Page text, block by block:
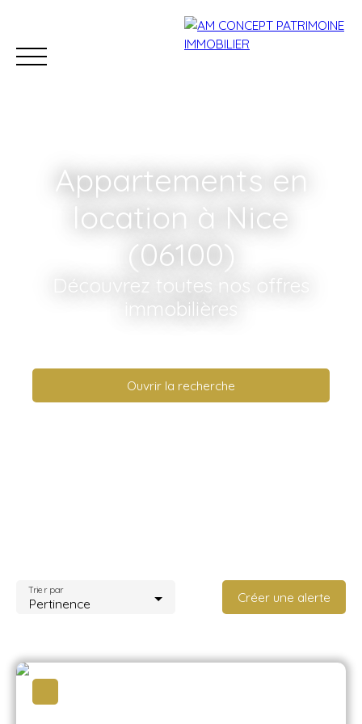
Appartements en
location à Nice
(06100)
Découvrez toutes nos offres
immobilières
Ouvrir la recherche
Rechercher
Pertinence
Trier par Créer une alerte